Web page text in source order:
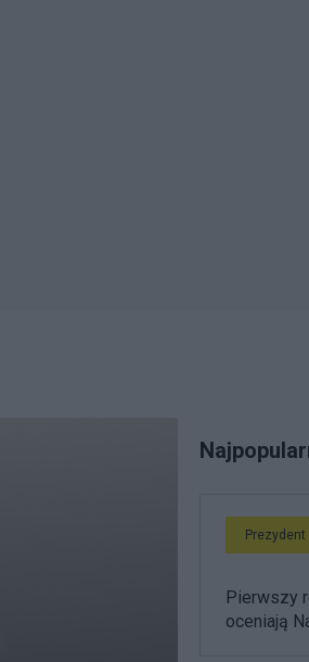
Prezydent
Pierwszy
oceniają